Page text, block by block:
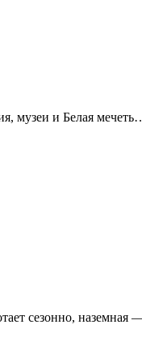
музеи и Белая
сезонно,